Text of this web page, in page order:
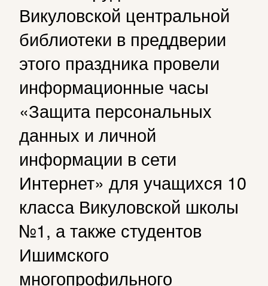
Викуловской центральной
библиотеки в преддверии
этого праздника провели
информационные часы
«Защита персональных
данных и личной
информации в сети
Интернет» для учащихся 10
класса Викуловской школы
№1, а также студентов
Ишимского
многопрофильного